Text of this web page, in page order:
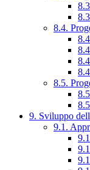
8.4.
8.5.
9. Sviluppo
9.1.